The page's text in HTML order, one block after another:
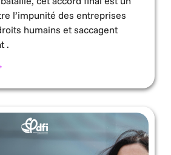
l’impunité des entreprises
humains et saccagent
.